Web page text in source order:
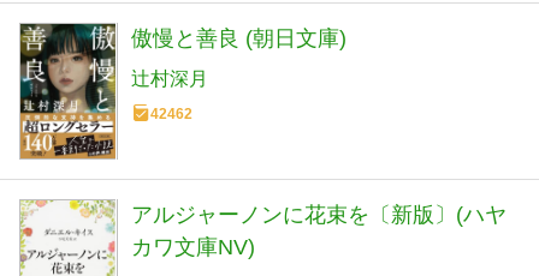
傲慢と善良 (朝日文庫)
辻村深月
42462
アルジャーノンに花束を〔新版〕(ハヤ
カワ文庫NV)